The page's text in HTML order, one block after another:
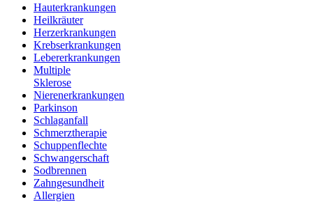
Hauterkrankungen
Heilkräuter
Herzerkrankungen
Krebserkrankungen
Lebererkrankungen
Multiple
Sklerose
Nierenerkrankungen
Parkinson
Schlaganfall
Schmerztherapie
Schuppenflechte
Schwangerschaft
Sodbrennen
Zahngesundheit
Allergien